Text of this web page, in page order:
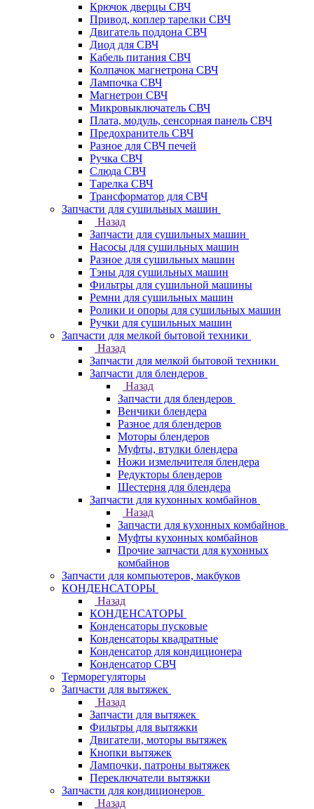
Крючок дверцы СВЧ
Привод, коплер тарелки СВЧ
Двигатель поддона СВЧ
Диод для СВЧ
Кабель питания СВЧ
Колпачок магнетрона СВЧ
Лампочка СВЧ
Магнетрон СВЧ
Микровыключатель СВЧ
Плата, модуль, сенсорная панель СВЧ
Предохранитель СВЧ
Разное для СВЧ печей
Ручка СВЧ
Слюда СВЧ
Тарелка СВЧ
Трансформатор для СВЧ
Запчасти для сушильных машин
Назад
Запчасти для сушильных машин
Насосы для сушильных машин
Разное для сушильных машин
Тэны для сушильных машин
Фильтры для сушильной машины
Ремни для сушильных машин
Ролики и опоры для сушильных машин
Ручки для сушильных машин
Запчасти для мелкой бытовой техники
Назад
Запчасти для мелкой бытовой техники
Запчасти для блендеров
Назад
Запчасти для блендеров
Венчики блендера
Разное для блендеров
Моторы блендеров
Муфты, втулки блендера
Ножи измельчителя блендера
Редукторы блендеров
Шестерня для блендера
Запчасти для кухонных комбайнов
Назад
Запчасти для кухонных комбайнов
Муфты кухонных комбайнов
Прочие запчасти для кухонных
комбайнов
Запчасти для компьютеров, макбуков
КОНДЕНСАТОРЫ
Назад
КОНДЕНСАТОРЫ
Конденсаторы пусковые
Конденсаторы квадратные
Конденсатор для кондиционера
Конденсатор СВЧ
Терморегуляторы
Запчасти для вытяжек
Назад
Запчасти для вытяжек
Фильтры для вытяжки
Двигатели, моторы вытяжек
Кнопки вытяжек
Лампочки, патроны вытяжек
Переключатели вытяжки
Запчасти для кондиционеров
Назад